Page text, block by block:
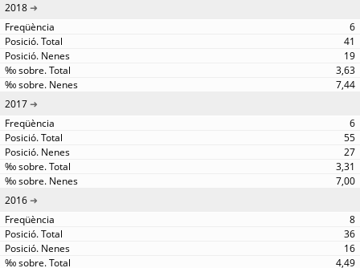
2018
6
41
19
3,63
7,44
2017
6
55
27
3,31
7,00
2016
8
36
16
4,49